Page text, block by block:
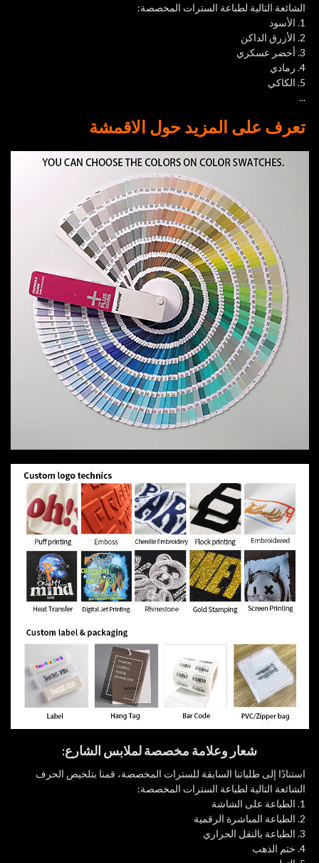
الشائعة التالية لطباعة السترات المخصصة:
1. الأسود
2. الأزرق الداكن
3. أخضر عسكري
4. رمادي
5. الكاكي
...
تعرف على المزيد حول الأقمشة
شعار وعلامة مخصصة لملابس الشارع:
استنادًا إلى طلباتنا السابقة للسترات المخصصة، قمنا بتلخيص الحرف
الشائعة التالية لطباعة السترات المخصصة:
1. الطباعة على الشاشة
2. الطباعة المباشرة الرقمية
3. الطباعة بالنقل الحراري
4. ختم الذهب